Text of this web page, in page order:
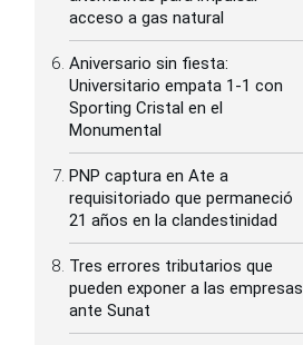
acceso a gas natural
Aniversario sin fiesta:
Universitario empata 1-1 con
Sporting Cristal en el
Monumental
PNP captura en Ate a
requisitoriado que permaneció
21 años en la clandestinidad
Tres errores tributarios que
pueden exponer a las empresas
ante Sunat